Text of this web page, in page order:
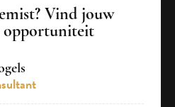
Vind jouw
opportuniteit